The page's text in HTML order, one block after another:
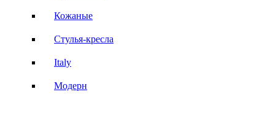
Кожаные
Стулья-кресла
Italy
Модерн